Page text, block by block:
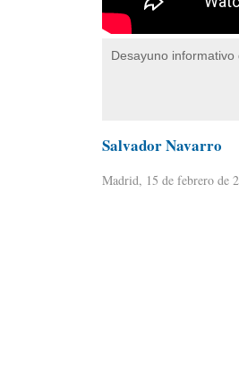
Desayuno
Salvador Navarro
Madrid, 15 de febrero de